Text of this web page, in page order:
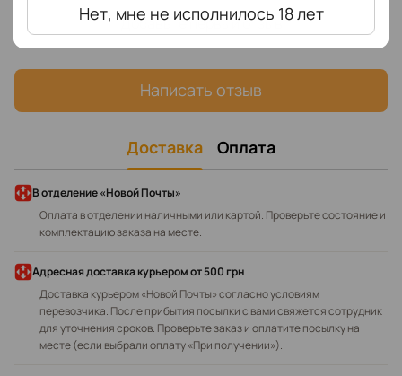
Нет, мне не исполнилось 18 лет
Добавьте первый отзыв
Написать отзыв
Доставка Оплата
В отделение «Новой Почты»
Оплата в отделении наличными или картой. Проверьте состояние и
комплектацию заказа на месте.
Адресная доставка курьеромот 500 грн
Доставка курьером «Новой Почты» согласно условиям
перевозчика. После прибытия посылки с вами свяжется сотрудник
для уточнения сроков. Проверьте заказ и оплатите посылку на
месте (если выбрали оплату «При получении»).